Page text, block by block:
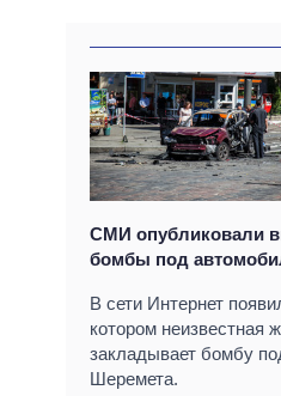
СМИ опубликовали
бомбы под
В сети Интернет
котором неизвестная
закладывает бомбу
Шеремета.